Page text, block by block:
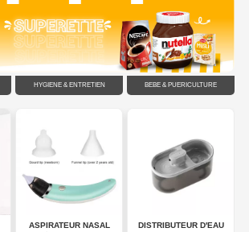
HYGIÈNE & ENTRETIEN BÉBÉ & PUÉRICULTURE
ASPIRATEUR NASAL
DISTRIBUTEUR D'EAU